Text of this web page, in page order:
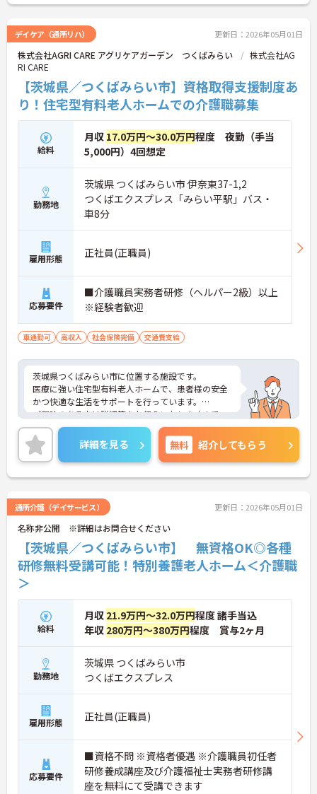
デイケア（通所リハ） 更新日：2026年05月01日
株式会社AGRI CARE アグリケアガーデン つくばみらい
株式会社AG
RI CARE
【茨城県／つくばみらい市】資格取得支援制度あ
り！住宅型有料老人ホームでの介護職募集
給料
月収 17.0万円～30.0万円程度 夜勤（手当
5,000円）4回想定
勤務地
茨城県 つくばみらい市 伊奈東37-1,2
つくばエクスプレス「みらい平駅」バス・
車8分
雇用形態 正社員(正職員)
応募要件
■介護職員実務者研修（ヘルパー2級）以上
※経験者歓迎
車通勤可 高収入 社会保険完備 交通費支給
茨城県つくばみらい市に位置する施設です。
医療に強い住宅型有料老人ホームで、患者様の安全
かつ快適な生活をサポートを行っています。
ご興味のある方は詳細等をお伝えいたしますので、
お気軽にお問い合わせください。
詳細を見る 無料 紹介してもらう
通所介護（デイサービス） 更新日：2026年05月01日
名称非公開 ※詳細はお問合せください
【茨城県／つくばみらい市】 無資格OK◎各種
研修無料受講可能！特別養護老人ホーム＜介護職
＞
給料
月収 21.9万円～32.0万円程度 諸手当込
年収 280万円～380万円程度 賞与2ヶ月
勤務地
茨城県 つくばみらい市
つくばエクスプレス
雇用形態 正社員(正職員)
応募要件
■資格不問 ※資格者優遇 ※介護職員初任者
研修養成講座及び介護福祉士実務者研修講
座を無料にて受講できます